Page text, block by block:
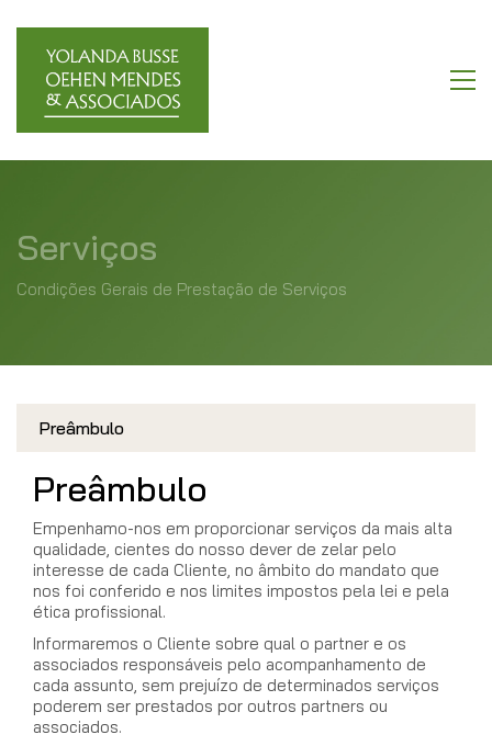
Serviços
Condições Gerais de Prestação de Serviços
Preâmbulo
Preâmbulo
Empenhamo-nos em proporcionar serviços da mais alta
qualidade, cientes do nosso dever de zelar pelo
interesse de cada Cliente, no âmbito do mandato que
nos foi conferido e nos limites impostos pela lei e pela
ética profissional.
Informaremos o Cliente sobre qual o partner e os
associados responsáveis pelo acompanhamento de
cada assunto, sem prejuízo de determinados serviços
poderem ser prestados por outros partners ou
associados.